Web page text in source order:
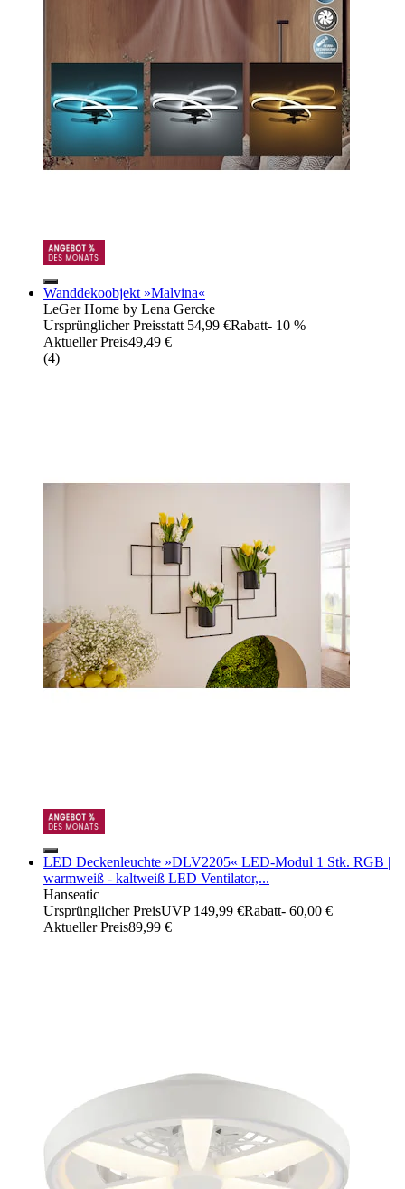
Wanddekoobjekt »Malvina«
LeGer Home by Lena Gercke
Ursprünglicher Preisstatt 54,99 €Rabatt- 10 %
Aktueller Preis49,49 €
(4)
LED Deckenleuchte »DLV2205« LED-Modul 1 Stk. RGB |
warmweiß - kaltweiß LED Ventilator,...
Hanseatic
Ursprünglicher PreisUVP 149,99 €Rabatt- 60,00 €
Aktueller Preis89,99 €